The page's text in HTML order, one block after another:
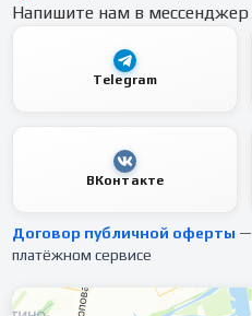
Напишите нам в мессенджер
Telegram
ВКонтакте
Договор публичной оферты —
платёжном сервисе